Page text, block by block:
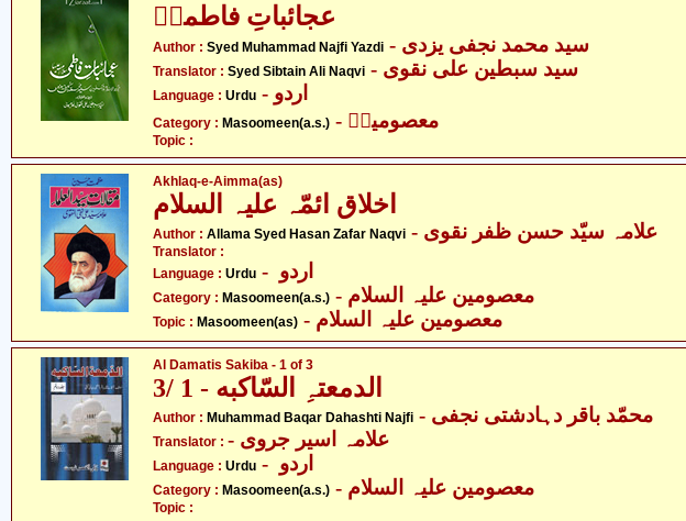
عجائباتِ فاطمیؑ
Author : Syed Muhammad Najfi Yazdi - سید محمد نجفی یزدی
Translator : Syed Sibtain Ali Naqvi - سید سبطین علی نقوی
Language : Urdu - اردو
Category : Masoomeen(a.s.) - معصومینؑ
Topic :
Akhlaq-e-Aimma(as)
Author : Allama Syed Hasan Zafar Naqvi - علامہ سیّد حسن ظفر نقوی
Translator :
Language : Urdu
Category : Masoomeen(a.s.)
Topic : Masoomeen(as) - معصومین علیہ السلام
Al Damatis Sakiba - 1 of 3
الدمعتہِ السّاکبه - 1 /3
Author : Muhammad Baqar Dahashti Najfi - محمّد باقر دہادشتی نجفی
Translator : - علامہ اسیر جروی
Language : Urdu
Category : Masoomeen(a.s.)
Topic :